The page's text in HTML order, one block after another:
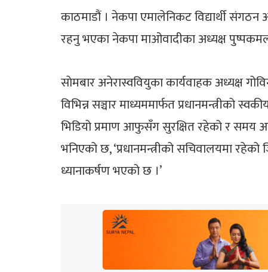
काठमाडौं । नेकपा एमालेनिकट विद्यार्थी संगठन
रहनु भएका नेकपा माओवादीका अध्यक्ष पुष्पकमल
साेमबार अनेरास्ववियुका कार्यवाहक अध्यक्ष
विभिन्न सञ्चार माध्यममार्फत प्रधानमन्त्रीको
भिडियो प्रमाण आफुसँग सुरक्षित रहेको र समय
भनिएको छ, ‘प्रधानमन्त्रीको सचिवालयमा
ध्यानाकर्षण भएको छ ।’